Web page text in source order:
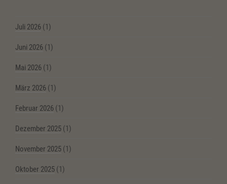
Juli 2026 (1)
Juni 2026 (1)
Mai 2026 (1)
März 2026 (1)
Februar 2026 (1)
Dezember 2025 (1)
November 2025 (1)
Oktober 2025 (1)